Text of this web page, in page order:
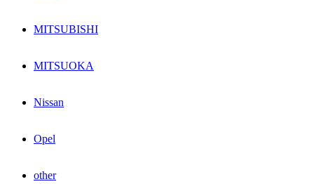
MITSUBISHI
MITSUOKA
Nissan
Opel
other